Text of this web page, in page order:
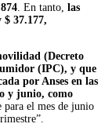
. En tanto, las
$ 37.177,
(Decreto
(IPC), y que
por Anses en las
y junio, como
el mes de junio